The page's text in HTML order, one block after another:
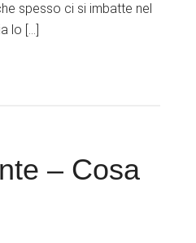
spesso ci si imbatte nel
lo […]
– Cosa